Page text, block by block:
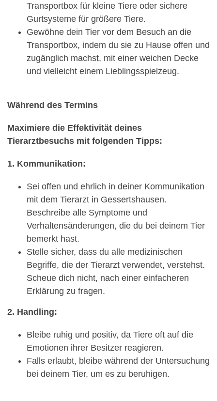
Transportbox für kleine Tiere oder sichere
Gurtsysteme für größere Tiere.
Gewöhne dein Tier vor dem Besuch an die
Transportbox, indem du sie zu Hause offen und
zugänglich machst, mit einer weichen Decke
und vielleicht einem Lieblingsspielzeug.
Während des Termins
Maximiere die Effektivität deines
Tierarztbesuchs mit folgenden Tipps:
1. Kommunikation:
Sei offen und ehrlich in deiner Kommunikation
mit dem Tierarzt in Gessertshausen.
Beschreibe alle Symptome und
Verhaltensänderungen, die du bei deinem Tier
bemerkt hast.
Stelle sicher, dass du alle medizinischen
Begriffe, die der Tierarzt verwendet, verstehst.
Scheue dich nicht, nach einer einfacheren
Erklärung zu fragen.
2. Handling:
Bleibe ruhig und positiv, da Tiere oft auf die
Emotionen ihrer Besitzer reagieren.
Falls erlaubt, bleibe während der Untersuchung
bei deinem Tier, um es zu beruhigen.